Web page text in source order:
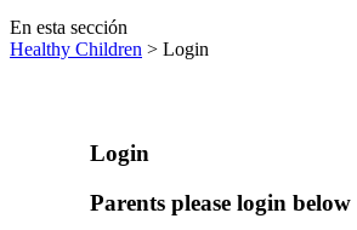
En esta sección
Healthy Children > Login
Login
Parents please login below